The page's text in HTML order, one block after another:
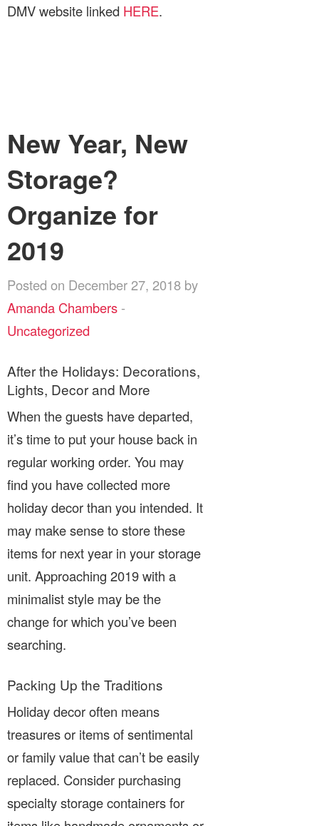
DMV website linked HERE.
New Year, New
Storage?
Organize for
2019
Posted on December 27, 2018 by
Amanda Chambers -
Uncategorized
After the Holidays: Decorations,
Lights, Decor and More
When the guests have departed,
it’s time to put your house back in
regular working order. You may
find you have collected more
holiday decor than you intended. It
may make sense to store these
items for next year in your storage
unit. Approaching 2019 with a
minimalist style may be the
change for which you’ve been
searching.
Packing Up the Traditions
Holiday decor often means
treasures or items of sentimental
or family value that can’t be easily
replaced. Consider purchasing
specialty storage containers for